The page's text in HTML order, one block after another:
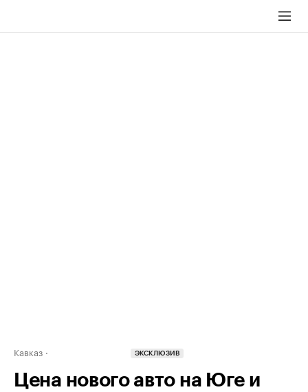
Кавказ ЭКСКЛЮЗИВ
Цена нового авто на Юге и